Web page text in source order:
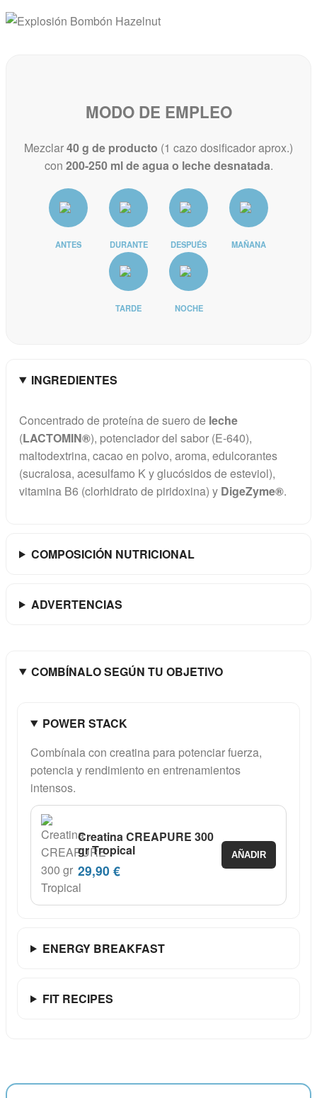
MODO DE EMPLEO
Mezclar40 g de producto (1 cazo dosificador aprox.)
con 200-250 ml de agua o leche desnatada.
ANTES DURANTE DESPUÉS MAÑANA
TARDE NOCHE
INGREDIENTES
Concentrado de proteína de suero de leche
(LACTOMIN®), potenciador del sabor (E-640),
maltodextrina, cacao en polvo, aroma, edulcorantes
(sucralosa, acesulfamo K y glucósidos de esteviol),
vitamina B6 (clorhidrato de piridoxina) y DigeZyme®.
COMPOSICIÓN NUTRICIONAL
ADVERTENCIAS
COMBÍNALO SEGÚN TU OBJETIVO
POWER STACK
Combínala con creatina para potenciar fuerza,
potencia y rendimiento en entrenamientos
intensos.
Creatina CREAPURE 300
gr Tropical
29,90 €
AÑADIR
ENERGY BREAKFAST
FIT RECIPES